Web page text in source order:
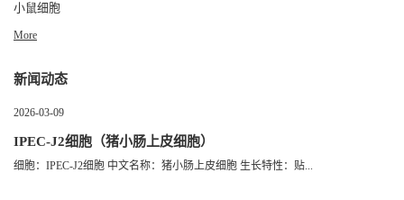
小鼠细胞
More
新闻动态
2026-03-09
IPEC-J2细胞（猪小肠上皮细胞）
细胞：IPEC-J2细胞 中文名称：猪小肠上皮细胞 生长特性：贴...